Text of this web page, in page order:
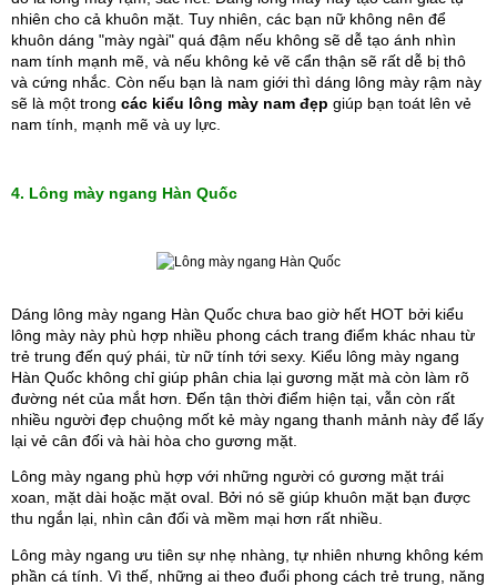
nhiên cho cả khuôn mặt. Tuy nhiên, các bạn nữ không nên để
khuôn dáng "mày ngài" quá đậm nếu không sẽ dễ tạo ánh nhìn
nam tính mạnh mẽ, và nếu không kẻ vẽ cẩn thận sẽ rất dễ bị thô
và cứng nhắc. Còn nếu bạn là nam giới thì dáng lông mày rậm này
sẽ là một trong các kiểu lông mày nam đẹp giúp bạn toát lên vẻ
nam tính, mạnh mẽ và uy lực.
4. Lông mày ngang Hàn Quốc
Dáng lông mày ngang Hàn Quốc chưa bao giờ hết HOT bởi kiểu
lông mày này phù hợp nhiều phong cách trang điểm khác nhau từ
trẻ trung đến quý phái, từ nữ tính tới sexy. Kiểu lông mày ngang
Hàn Quốc không chỉ giúp phân chia lại gương mặt mà còn làm rõ
đường nét của mắt hơn. Đến tận thời điểm hiện tại, vẫn còn rất
nhiều người đẹp chuộng mốt kẻ mày ngang thanh mảnh này để lấy
lại vẻ cân đối và hài hòa cho gương mặt.
Lông mày ngang phù hợp với những người có gương mặt trái
xoan, mặt dài hoặc mặt oval. Bởi nó sẽ giúp khuôn mặt bạn được
thu ngắn lại, nhìn cân đối và mềm mại hơn rất nhiều.
Lông mày ngang ưu tiên sự nhẹ nhàng, tự nhiên nhưng không kém
phần cá tính. Vì thế, những ai theo đuổi phong cách trẻ trung, năng